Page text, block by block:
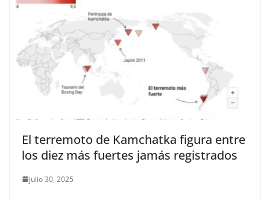
El terremoto de Kamchatka figura entre
los diez más fuertes jamás registrados
julio 30, 2025